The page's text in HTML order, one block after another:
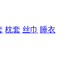
枕套 丝巾 睡衣